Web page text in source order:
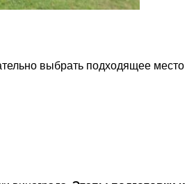
выбрать подходящее